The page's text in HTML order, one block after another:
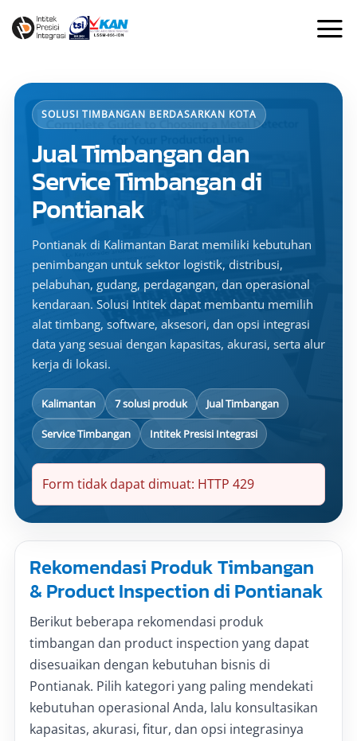
SOLUSI TIMBANGAN BERDASARKAN KOTA
Jual Timbangan dan
Service Timbangan di
Pontianak
Pontianak di Kalimantan Barat memiliki kebutuhan
penimbangan untuk sektor logistik, distribusi,
pelabuhan, gudang, perdagangan, dan operasional
kendaraan. Solusi Intitek dapat membantu memilih
alat timbang, software, aksesori, dan opsi integrasi
data yang sesuai dengan kapasitas, akurasi, serta alur
kerja di lokasi.
Kalimantan 7 solusi produk Jual Timbangan
Service Timbangan Intitek Presisi Integrasi
Form tidak dapat dimuat: HTTP 429
Rekomendasi Produk Timbangan
& Product Inspection di Pontianak
Berikut beberapa rekomendasi produk
timbangan dan product inspection yang dapat
disesuaikan dengan kebutuhan bisnis di
Pontianak. Pilih kategori yang paling mendekati
kebutuhan operasional Anda, lalu konsultasikan
kapasitas, akurasi, fitur, dan opsi integrasinya